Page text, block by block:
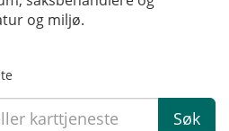
og miljø.
Søk